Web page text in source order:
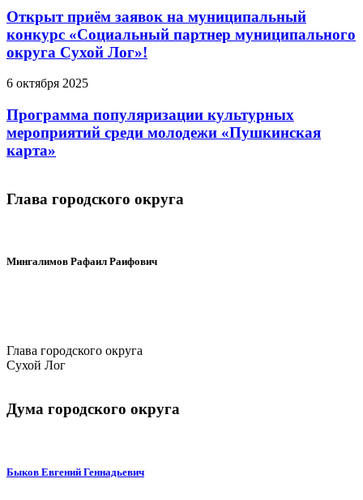
Открыт приём заявок на муниципальный
конкурс «Социальный партнер муниципального
округа Сухой Лог»!
6 октября 2025
Программа популяризации культурных
мероприятий среди молодежи «Пушкинская
карта»
Глава городского округа
Мингалимов Рафаил Раифович
Глава городского округа
Сухой Лог
Дума городского округа
Быков Евгений Геннадьевич